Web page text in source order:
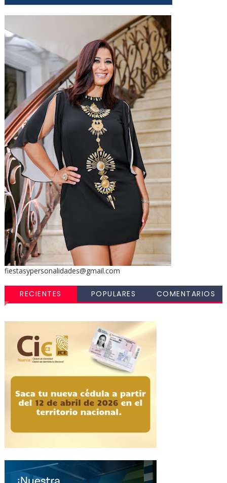
fiestasypersonalidades@gmail.com
RECIENTES POPULARES COMENTARIOS